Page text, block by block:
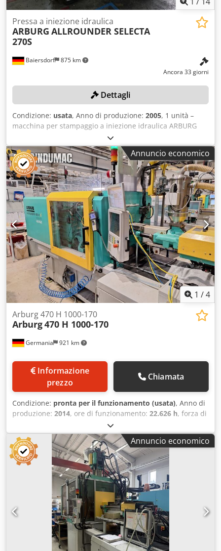
Baiersdorf 875 km
Pressa a iniezione idraulica
ARBURG ALLROUNDER SELECTA
270S
Ancora 33 giorni
Dettagli
Condizione: usata, Anno di produzione: 2005, 1 unità –
macchina per stampaggio a iniezione idraulica ARBURG
ALLROUNDER SELECTA 270S Smontaggio autonomo
Dkedpfx Ajzqcl Isnisr Colore: come mostrato nelle
immagini, in base alle foto e alla visita in loco Anno di
costruzione: 2005 Numero di macchina: 198190
Dimensioni (L/L/A): 350x110x200 cm Condizioni: usata
Annuncio economico
1 /4
Germania 921 km
Arburg 470 H 1000-170
Arburg470 H 1000-170
prezzo
Chiamata
Condizione: pronta per il funzionamento (usata), Anno di
produzione: 2014, ore di funzionamento: 22.626 h, forza di
, diametro della vite:
per stampaggio a iniezione idraulica prodotta nel 2014.
Questa Arburg 470 H 1000-170 presenta una forza di
chiusura di 100 tonnellate e un diametro della vite di 15
mm. È dotata di un'unità di selezione e di un design a
piastra singola, con una distanza tra le travi di 470 x 470
mm. Se state cercando una macchina per lo stampaggio a
iniezione di alta qualità, prendete in considerazione la
macchina Arburg 470 H 1000-170 che abbiamo in vendita.
Contattateci per ulteriori dettagli. • Unità di selezione: sì •
Piastra singola: sì • Distanza tra le travi: 470 x 470 mm •
Ore di funzionamento: 22.626 h • Dati elettrici: • Tensione
di esercizio: 400 V, 3~, 50 Hz • Tensioni di comando: 230 V,
Annuncio economico